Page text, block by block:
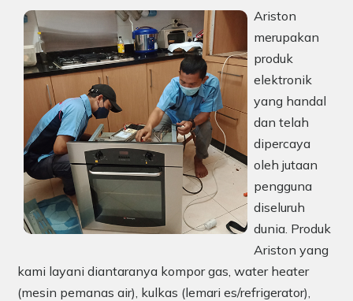
Ariston
merupakan
produk
elektronik
yang handal
dan telah
dipercaya
oleh jutaan
pengguna
diseluruh
dunia. Produk
Ariston yang
kami layani diantaranya kompor gas, water heater
(mesin pemanas air), kulkas (lemari es/refrigerator),